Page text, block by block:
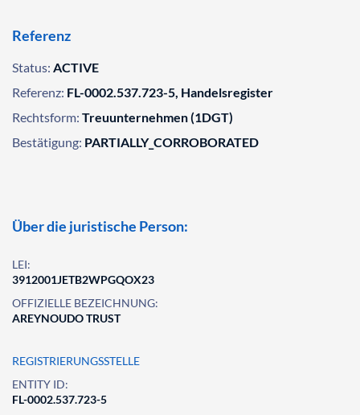
Referenz
Status: ACTIVE
Referenz: FL-0002.537.723-5, Handelsregister
Rechtsform: Treuunternehmen (1DGT)
Bestätigung: PARTIALLY_CORROBORATED
Über die juristische Person:
LEI:
3912001JETB2WPGQOX23
OFFIZIELLE BEZEICHNUNG:
AREYNOUDO TRUST
REGISTRIERUNGSSTELLE
ENTITY ID:
FL-0002.537.723-5